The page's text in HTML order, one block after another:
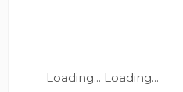
Loading... Loading...